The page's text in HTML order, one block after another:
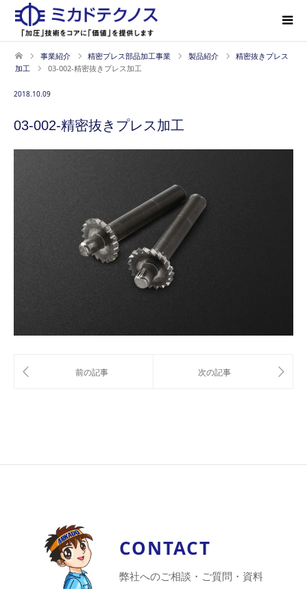
事業紹介 精密プレス部品加工事業 製品紹介
精密抜きプレス
加工
03-002-精密抜きプレス加工
2018.10.09
03-002-精密抜きプレス加工
CONTACT
弊社へのご相談・ご質問・資料